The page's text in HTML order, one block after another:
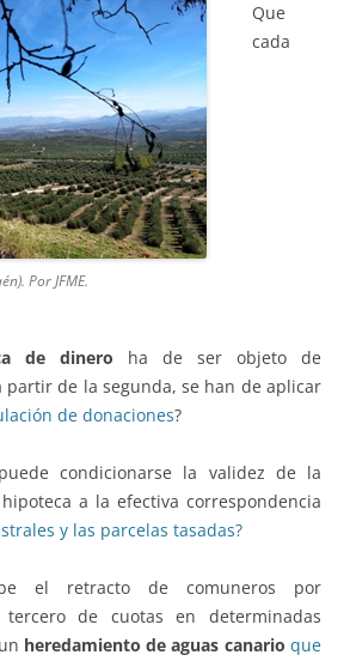
Por JFME.
Que
cada
de dinero ha de ser objeto de
de la segunda, se han de aplicar
de donaciones?
puede condicionarse la validez de la
a la efectiva correspondencia
y las parcelas tasadas?
el retracto de comuneros por
de cuotas en determinadas
heredamiento de aguas canario que